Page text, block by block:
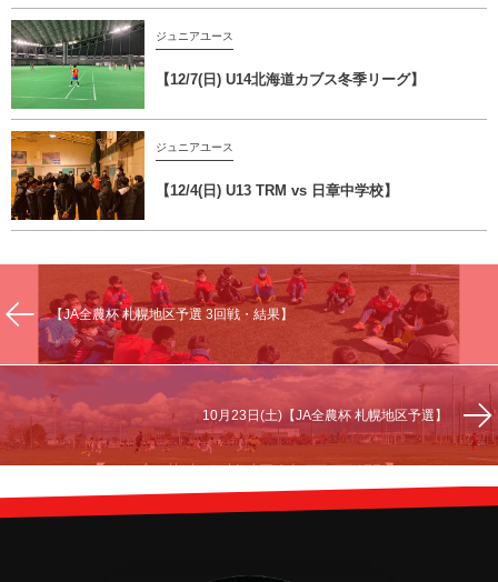
ジュニアユース
【12/7(日) U14北海道カブス冬季リーグ】
ジュニアユース
【12/4(日) U13 TRM vs 日章中学校】
【JA全農杯 札幌地区予選 3回戦・結果】
10月23日(土)【JA全農杯 札幌地区予選】